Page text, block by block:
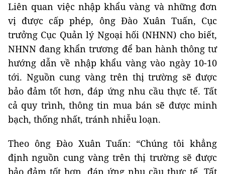
Liên quan việc nhập khẩu vàng và những đơn
vị được cấp phép, ông Đào Xuân Tuấn, Cục
trưởng Cục Quản lý Ngoại hối (NHNN) cho biết,
NHNN đang khẩn trương để ban hành thông tư
hướng dẫn về nhập khẩu vàng vào ngày 10-10
tới. Nguồn cung vàng trên thị trường sẽ được
bảo đảm tốt hơn, đáp ứng nhu cầu thực tế. Tất
cả quy trình, thông tin mua bán sẽ được minh
bạch, thống nhất, tránh nhiễu loạn.
Theo ông Đào Xuân Tuấn: “Chúng tôi khẳng
định nguồn cung vàng trên thị trường sẽ được
bảo đảm tốt hơn, đáp ứng nhu cầu thực tế. Tất